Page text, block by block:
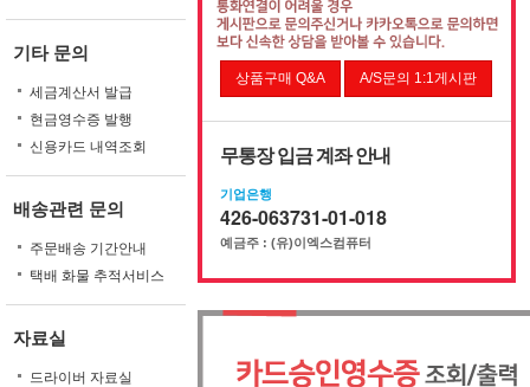
기타 문의
세금계산서 발급
현금영수증 발행
신용카드 내역조회
배송관련 문의
주문배송 기간안내
택배 화물 추적서비스
자료실
드라이버 자료실
상품구매 Q&A A/S문의 1:1게시판
무통장 입금 계좌 안내
기업은행
426-063731-01-018
예금주 : (유)이엑스컴퓨터